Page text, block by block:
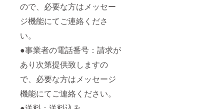
ので、必要な方はメッセー
ジ機能にてご連絡くださ
い。
●事業者の電話番号：請求が
あり次第提供致しますの
で、必要な方はメッセージ
機能にてご連絡ください。